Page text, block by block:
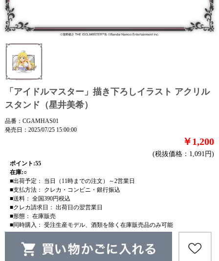
「アイドルマスター」描き下ろしイラスト アクリル
スタンド（星井美希）
品番：CGAMHAS01
発売日：2025/07/25 15:00:00
￥1,200
(税抜価格：1,091円)
ポイント:55
在庫:○
■出荷予定： 当日（11時までの注文）～2営業日
■支払方法： クレカ・コンビニ・銀行振込
■送料： 全国390円税込
■クレカ請求日： 出荷日の翌営業日
■形態： 在庫販売
■同時購入： 受注生産モデル、酒類を除く在庫販売品のみ可能